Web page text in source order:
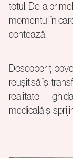
totul. De la
momentul în
contează.
Descoperiți
reușit să își
realitate —
medicală și